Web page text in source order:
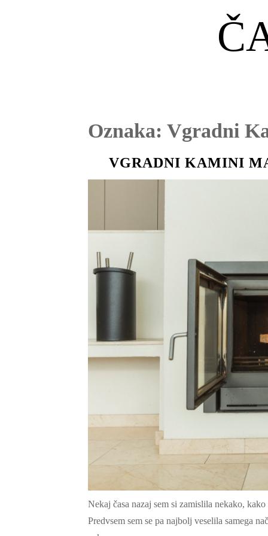
Oznaka: Vgradni
VGRADNI KAMINI
Nekaj časa nazaj sem si zamislila nekako,
Predvsem sem se pa najbolj veselila samega